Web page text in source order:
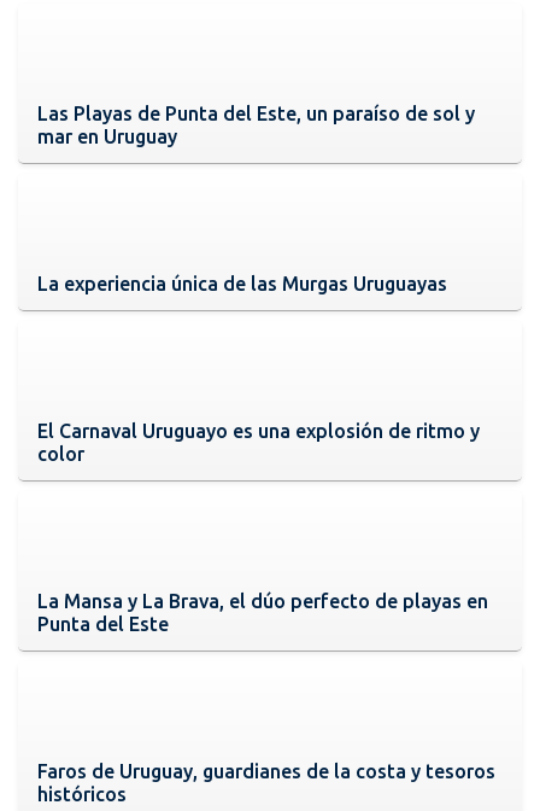
Las Playas de Punta del Este, un paraíso de sol y
mar en Uruguay
La experiencia única de las Murgas Uruguayas
El Carnaval Uruguayo es una explosión de ritmo y
color
La Mansa y La Brava, el dúo perfecto de playas en
Punta del Este
Faros de Uruguay, guardianes de la costa y tesoros
históricos